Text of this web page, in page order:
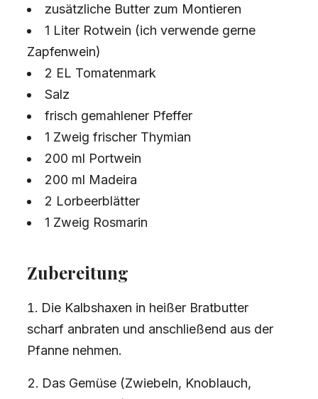
zusätzliche Butter zum Montieren
1 Liter Rotwein (ich verwende gerne
Zapfenwein)
2 EL Tomatenmark
Salz
frisch gemahlener Pfeffer
1 Zweig frischer Thymian
200 ml Portwein
200 ml Madeira
2 Lorbeerblätter
1 Zweig Rosmarin
Zubereitung
Die Kalbshaxen in heißer Bratbutter
scharf anbraten und anschließend aus der
Pfanne nehmen.
Das Gemüse (Zwiebeln, Knoblauch,